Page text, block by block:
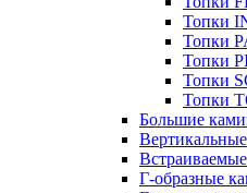
Топки
Топки
Топки
Топки
Топки
Большие
Г-образные